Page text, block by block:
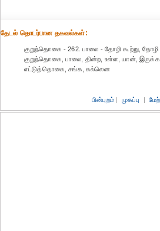
தேட‌ல் தொட‌ர்பான தகவ‌ல்க‌ள்:
குறுந்தொகை - 262. பாலை - தோழி கூற்று,
குறுந்தொகை, பாலை, தின்ற, உள்ள, யான்,
எட்டுத்தொகை, சங்க, கல்லென
பின்புறம் | முகப்பு |